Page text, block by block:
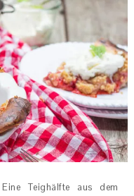
Teighälfte aus dem